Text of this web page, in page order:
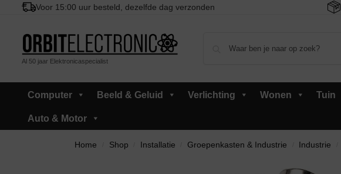
Voor 15:00 uur besteld, dezelfde dag verzonden
Al 50 jaar Elektronicaspecialist
Computer Beeld & Geluid Verlichting Wonen Tuin
Auto & Motor
Home Shop Installatie Groepenkasten & Industrie Industrie